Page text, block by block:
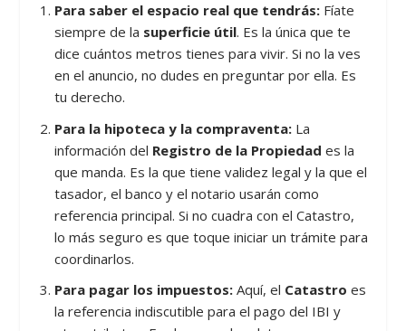
Para saber el espacio real que tendrás:Fíate
siempre de la superficie útil. Es la única que te
dice cuántos metros tienes para vivir. Si no la ves
en el anuncio, no dudes en preguntar por ella. Es
tu derecho.
Para la hipoteca y la compraventa:La
información del Registro de la Propiedad es la
que manda. Es la que tiene validez legal y la que el
tasador, el banco y el notario usarán como
referencia principal. Si no cuadra con el Catastro,
lo más seguro es que toque iniciar un trámite para
coordinarlos.
Para pagar los impuestos:Aquí, el Catastro es
la referencia indiscutible para el pago del IBI y